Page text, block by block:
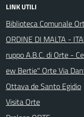
LINK UTILI
Biblioteca Comunale
ORDINE DI MALTA -
ruppo A.B.C. di Orte -
ew Bertie" Orte Via
Ottava de Santo Egidio
Visita Orte